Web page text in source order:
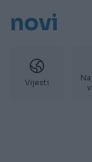
novi
Vijesti